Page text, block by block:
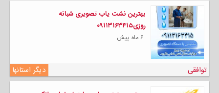
بهترین نشت یاب تصویری شبانه
روزی۰۹۱۱۳۱۶۳۴۱۵
۶ ماه پیش
دیگر استانها توافقی